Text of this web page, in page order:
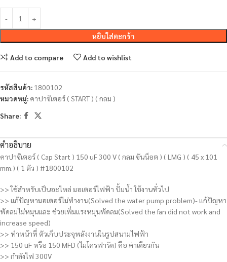
หยิบใส่ตะกร้า
Add to compare Add to wishlist
รหัสสินค้า: 1800102
หมวดหมู่: คาปาซิเตอร์ ( START ) ( กลม )
Share:
คำอธิบาย
คาปาซิเตอร์ ( Cap Start ) 150 uF 300 V ( กลม ขันน็อต ) ( LMG ) ( 45 x 101
mm.) ( 1 ตัว ) #1800102
>> ใช้สำหรับเป็นอะไหล่ มอเตอร์ไฟฟ้า ปั้มน้ำ ใช้งานทั่วไป
>> แก้ปัญหามอเตอร์ไม่ทำงาน(Solved the water pump problem)- แก้ปัญหา
พัดลมไม่หมุนและ ช่วยเพิ่มแรงหมุนพัดลม(Solved the fan did not work and
increase speed)
>> ทำหน้าที่ ตัวเก็บประจุพลังงานในรูปสนามไฟฟ้า
>> 150 uF หรือ 150 MFD (ไมโครฟารัด) คือ ค่าเดียวกัน
>> กำลังไฟ 300V